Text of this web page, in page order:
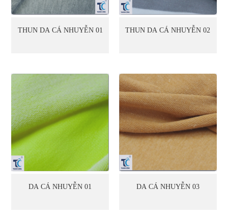
THUN DA CÁ NHUYỄN 01 THUN DA CÁ NHUYỄN 02
DA CÁ NHUYỄN 01 DA CÁ NHUYỄN 03